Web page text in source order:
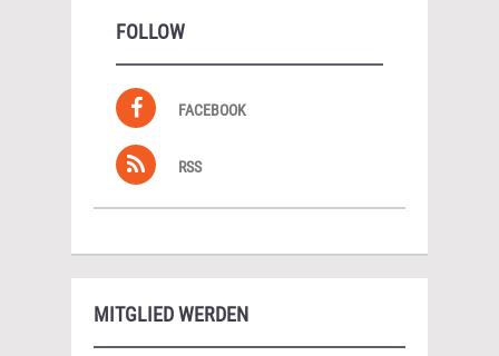
FOLLOW
FACEBOOK
RSS
MITGLIED WERDEN